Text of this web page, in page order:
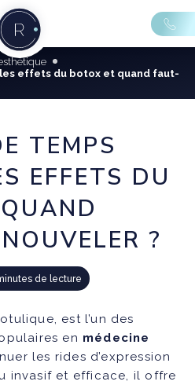
effets du botox et quand faut-
TEMPS
EFFETS DU
?
de lecture
est l’un des
en médecine
les rides d’expression
invasif et efficace, il offre